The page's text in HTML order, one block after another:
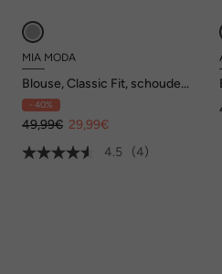
MIA MODA
Blouse, Classic Fit, schouder
cut-out met kant
- 40%
49,99€ 29,99€
4.5
(4)